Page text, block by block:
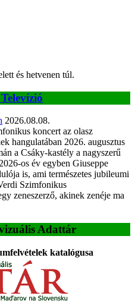
és hetvenen túl.
2026.08.08.
koncert az olasz
hangulatában 2026. augusztus
a Csáky-kastély a nagyszerű
os év egyben Giuseppe
is, ami természetes jubileumi
Szimfonikus
zeneszerző, akinek zenéje ma
Adattár
katalógusa